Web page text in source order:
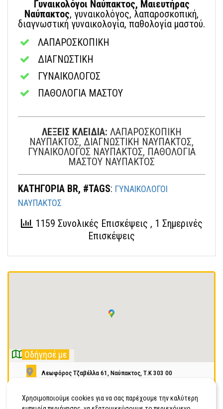
Γυναικολόγοι Ναύπακτος, Μαιευτήρας
Ναύπακτος, γυναικολόγος, λαπαροσκοπική,
διαγνωστική γυναικολογία, παθολογία μαστού.
ΛΑΠΑΡΟΣΚΟΠΙΚΗ
ΔΙΑΓΝΩΣΤΙΚΗ
ΓΥΝΑΙΚΟΛΟΓΟΣ
ΠΑΘΟΛΟΓΙΑ ΜΑΣΤΟΥ
ΛΕΞΕΙΣ ΚΛΕΙΔΙΑ: ΛΑΠΑΡΟΣΚΟΠΙΚΗ
ΝΑΥΠΑΚΤΟΣ, ΔΙΑΓΝΩΣΤΙΚΗ ΝΑΥΠΑΚΤΟΣ,
ΓΥΝΑΙΚΟΛΟΓΟΣ ΝΑΥΠΑΚΤΟΣ, ΠΑΘΟΛΟΓΙΑ
ΜΑΣΤΟΥ ΝΑΥΠΑΚΤΟΣ
ΚΑΤΗΓΟΡΙΑ BR, #TAGS: ΓΥΝΑΙΚΟΛΟΓΟΙ
ΝΑΥΠΑΚΤΟΣ
1159 Συνολικές Επισκέψεις , 1 Σημερινές
Επισκέψεις
Οδήγησέ με
Λεωφόρος Τζαβέλλα 61, Ναύπακτος, Τ.Κ 303 00
Χρησιμοποιούμε cookies για να σας παρέχουμε την καλύτερη